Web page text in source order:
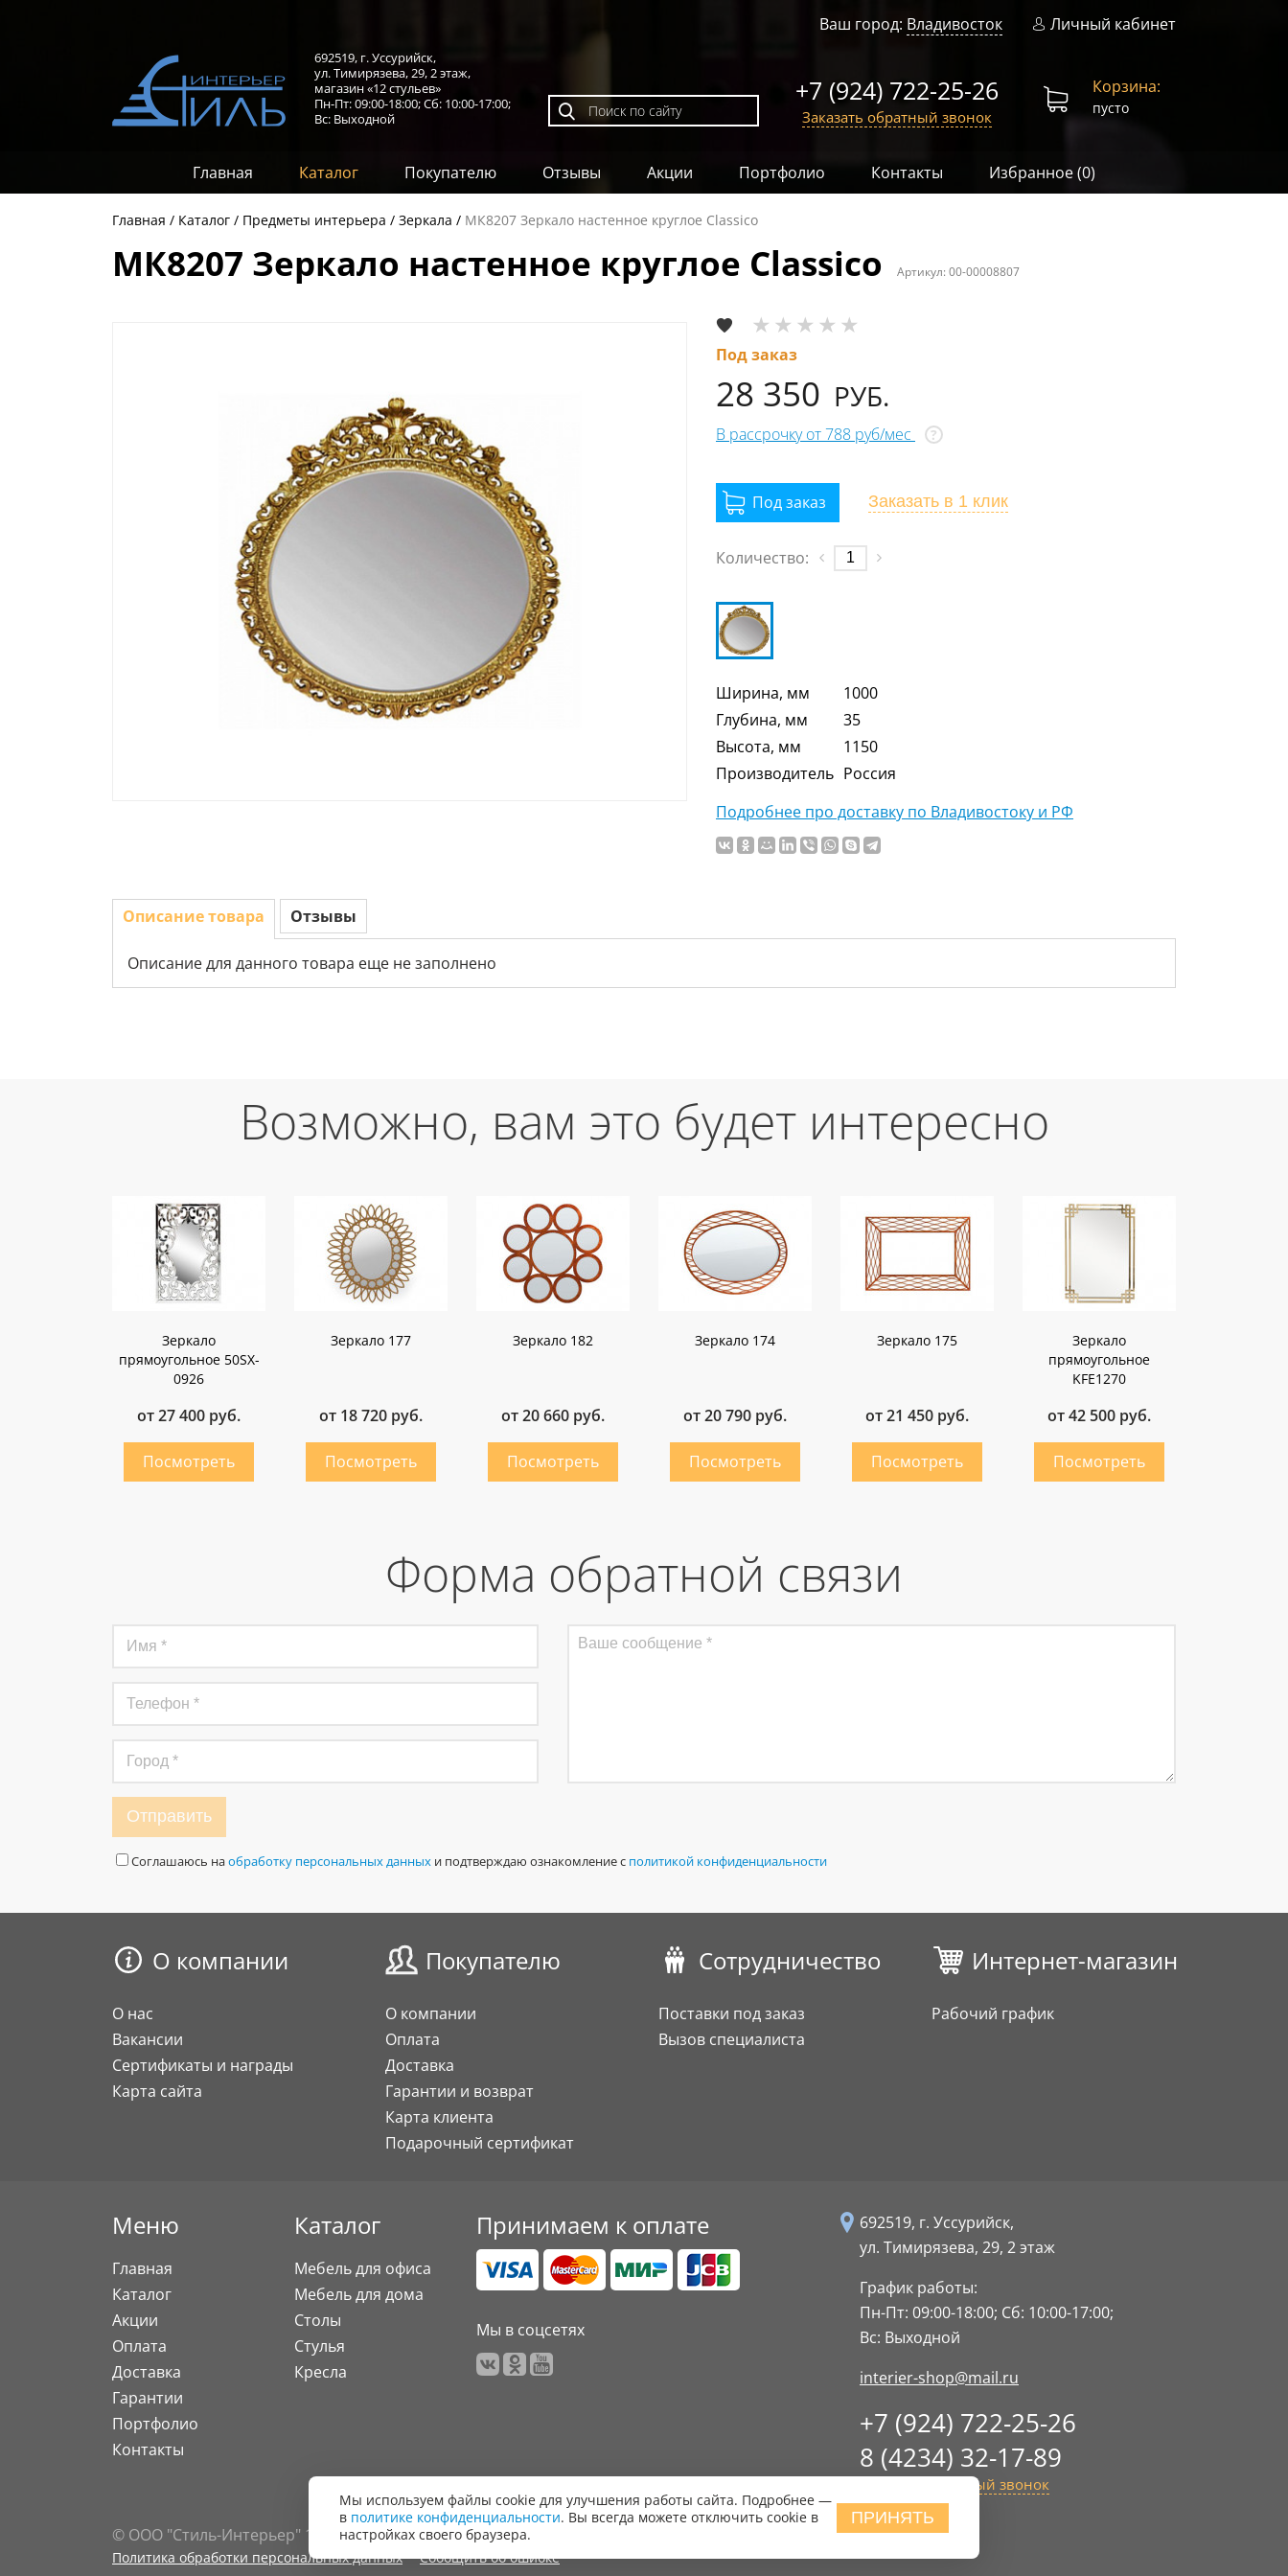
Ваш город: Владивосток Личный кабинет
692519, г. Уссурийск,
ул. Тимирязева, 29,2 этаж,
магазин «12 стульев»
Пн-Пт: 09:00-18:00;Сб: 10:00-17:00;
Вс: Выходной
+7 (924) 722-25-26
Заказать обратный звонок
Корзина:
пусто
Главная Каталог Покупателю Отзывы Акции Портфолио Контакты Избранное (0)
Главная Каталог Предметы интерьера Зеркала МК8207 Зеркало настенное круглое Classico
МК8207 Зеркало настенное круглое Classico Артикул:00-00008807
Под заказ
28 350 РУБ.
В рассрочку от 788 руб/мес ?
Заказать в 1 клик
Количество:
Ширина, мм
1000
Глубина, мм
35
Высота, мм
1150
Производитель Россия
Подробнее про доставку по Владивостоку и РФ
Описание товара Отзывы
Описание для данного товара еще не заполнено
Возможно, вам это будет интересно
Зеркало
прямоугольное 50SX-
0926
от 27 400 руб.
Зеркало 177
от 18 720 руб.
Зеркало 182
от 20 660 руб.
Зеркало 174
от 20 790 руб.
Зеркало 175
от 21 450 руб.
Зеркало
прямоугольное
KFE1270
от 42 500 руб.
Форма обратной связи
Отправить
Соглашаюсь наобработку персональных данных и подтверждаю ознакомление с политикой конфиденциальности
О компании
О нас
Вакансии
Сертификаты и награды
Карта сайта
Покупателю
О компании
Оплата
Доставка
Гарантии и возврат
Карта клиента
Подарочный сертификат
Сотрудничество
Поставки под заказ
Вызов специалиста
Интернет-магазин
Рабочий график
Меню
Главная
Каталог
Акции
Оплата
Доставка
Гарантии
Портфолио
Контакты
Каталог
Мебель для офиса
Мебель для дома
Столы
Стулья
Кресла
Принимаем к оплате
Мы в соцсетях
692519, г. Уссурийск,
ул. Тимирязева, 29, 2 этаж
График работы:
Пн-Пт: 09:00-18:00; Сб: 10:00-17:00;
Вс: Выходной
interier-shop@mail.ru
+7 (924) 722-25-26
8 (4234) 32-17-89
Заказать обратный звонок
© ООО "Стиль-Интерьер" 1996 - 2026. Все права защищены.
Политика обработки персональных данных Сообщить об ошибке
Мы используем файлы cookie для улучшения работы сайта. Подробнее —
в политике конфиденциальности. Вы всегда можете отключить cookie в
настройках своего браузера.
ПРИНЯТЬ